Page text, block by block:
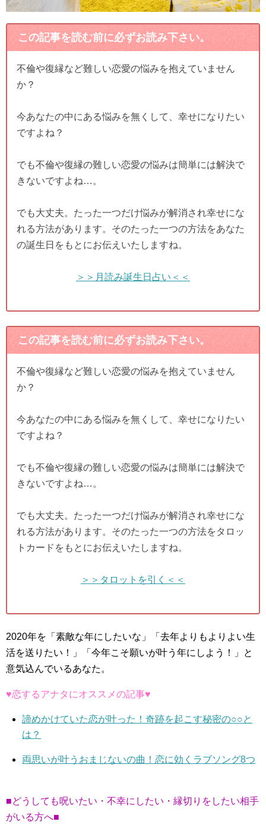
この記事を読む前に必ずお読み下さい。
不倫や復縁など難しい恋愛の悩みを抱えていません
か？
今あなたの中にある悩みを無くして、幸せになりたい
ですよね？
でも不倫や復縁の難しい恋愛の悩みは簡単には解決で
きないですよね…。
でも大丈夫。たった一つだけ悩みが解消され幸せにな
れる方法があります。そのたった一つの方法をあなた
の誕生日をもとにお伝えいたしますね。
＞＞月読み誕生日占い＜＜
この記事を読む前に必ずお読み下さい。
不倫や復縁など難しい恋愛の悩みを抱えていません
か？
今あなたの中にある悩みを無くして、幸せになりたい
ですよね？
でも不倫や復縁の難しい恋愛の悩みは簡単には解決で
きないですよね…。
でも大丈夫。たった一つだけ悩みが解消され幸せにな
れる方法があります。そのたった一つの方法をタロッ
トカードをもとにお伝えいたしますね。
＞＞タロットを引く＜＜
2020年を「素敵な年にしたいな」「去年よりもよりよい生
活を送りたい！」「今年こそ願いが叶う年にしよう！」と
意気込んでいるあなた。
♥恋するアナタにオススメの記事♥
諦めかけていた恋が叶った！奇跡を起こす秘密の○○と
は？
両思いが叶うおまじないの曲！恋に効くラブソング8つ
■どうしても呪いたい・不幸にしたい・縁切りをしたい相手
がいる方へ■